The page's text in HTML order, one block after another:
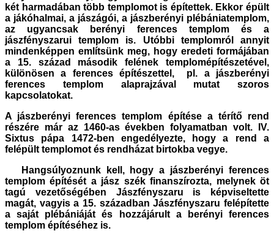
két harmadában több templomot is építettek. Ekkor épült
a jákóhalmai, a jászágói, a jászberényi plébániatemplom,
az ugyancsak berényi ferences templom és a
jászfényszarui templom is. Utóbbi templomról annyit
mindenképpen említsünk meg, hogy eredeti formájában
a 15. század második felének templomépítészetével,
különösen a ferences építészettel, pl. a jászberényi
ferences templom alaprajzával mutat szoros
kapcsolatokat.
A jászberényi ferences templom építése a térítő rend
részére már az 1460-as években folyamatban volt. IV.
Sixtus pápa 1472-ben engedélyezte, hogy a rend a
felépült templomot és rendházat birtokba vegye.
Hangsúlyoznunk kell, hogy a jászberényi ferences
templom építését a jász szék finanszírozta, melynek öt
tagú vezetőségében Jászfényszaru is képviseltette
magát, vagyis a 15. században Jászfényszaru felépítette
a saját plébániáját és hozzájárult a berényi ferences
templom építéséhez is.